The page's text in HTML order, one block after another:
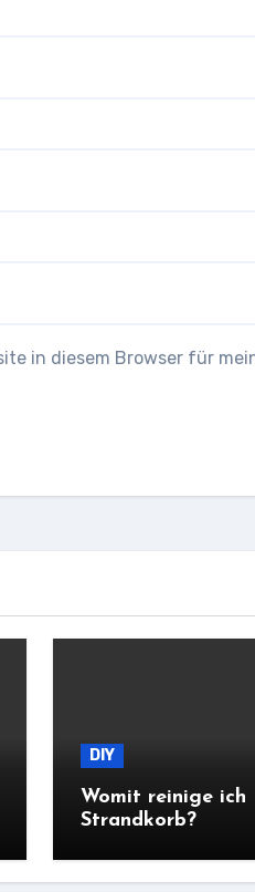
in diesem Browser für
DIY
Womit reinige ich
Strandkorb?